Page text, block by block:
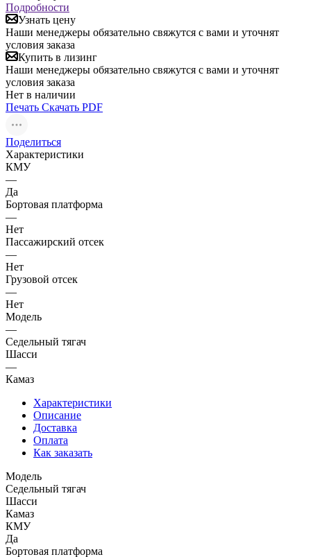
Подробности
Узнать цену
Наши менеджеры обязательно свяжутся с вами и уточнят
условия заказа
Купить в лизинг
Наши менеджеры обязательно свяжутся с вами и уточнят
условия заказа
Нет в наличии
Печать Скачать PDF
Поделиться
Характеристики
КМУ
—
Да
Бортовая платформа
—
Нет
Пассажирский отсек
—
Нет
Грузовой отсек
—
Нет
Модель
—
Седельный тягач
Шасси
—
Камаз
Характеристики
Описание
Доставка
Оплата
Как заказать
Модель
Седельный тягач
Шасси
Камаз
КМУ
Да
Бортовая платформа